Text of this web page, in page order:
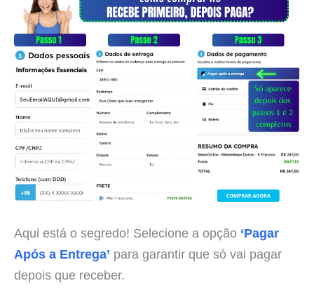
Aqui está o segredo! Selecione a opção ‘Pagar
Após a Entrega’ para garantir que só vai pagar
depois que receber.